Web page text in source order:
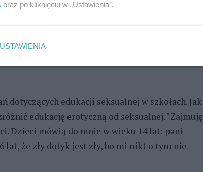
REKLAMA
dotyczących edukacji seksualnej w szkołach. Jak
edukację erotyczną od seksualnej. "Zajmuję
Dzieci mówią do mnie w wieku 14 lat: pani
lat, że zły dotyk jest zły, bo mi nikt o tym nie
oraz po kliknięciu w „Ustawienia”.
USTAWIENIA